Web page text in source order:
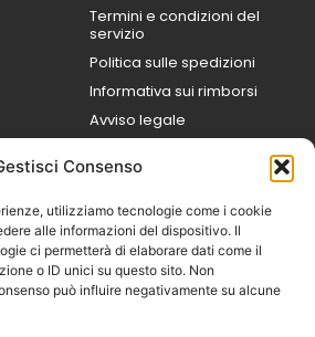
Consenso
utilizziamo tecnologie come i cookie
alle informazioni del dispositivo. Il
ci permetterà di elaborare dati come il
o ID unici su questo sito. Non
può influire negativamente su alcune
Termini e condizioni del
servizio
Politica sulle spedizioni
Informativa sui rimborsi
Avviso legale
9:00
Sabato 09:00 /
14:00
16:30 /
Domenica